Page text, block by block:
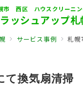
市 西区 ハウスクリーニン
ッシュアップ札
サービス事例 札幌
て換気扇清掃